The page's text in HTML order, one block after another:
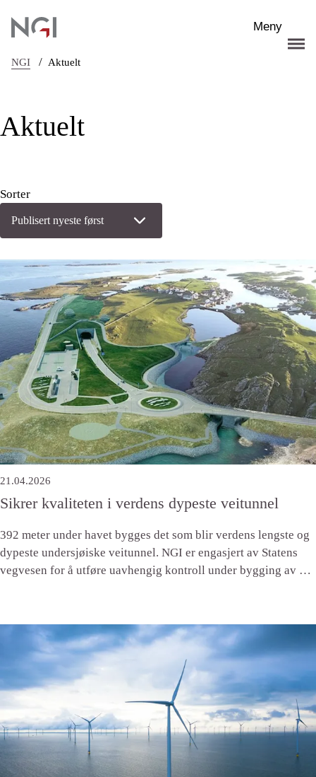
Meny
NGI / Aktuelt
Aktuelt
Sorter
Publisert nyeste først
21.04.2026
Sikrer kvaliteten i verdens dypeste veitunnel
392 meter under havet bygges det som blir verdens lengste og
dypeste undersjøiske veitunnel. NGI er engasjert av Statens
vegvesen for å utføre uavhengig kontroll under bygging av det